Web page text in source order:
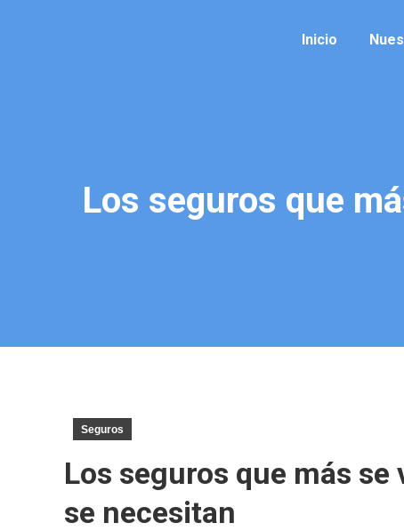
Inicio
Los seguros que
Seguros
Los seguros que más
se necesitan